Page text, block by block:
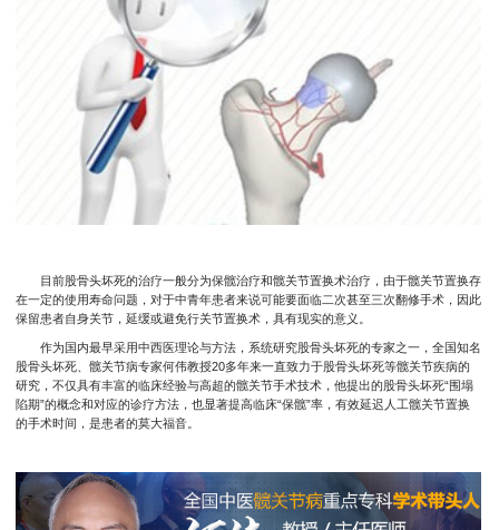
目前股骨头坏死的治疗一般分为保髋治疗和髋关节置换术治疗，由于髋关节置换存
在一定的使用寿命问题，对于中青年患者来说可能要面临二次甚至三次翻修手术，因此
保留患者自身关节，延缓或避免行关节置换术，具有现实的意义。
作为国内最早采用中西医理论与方法，系统研究股骨头坏死的专家之一，全国知名
股骨头坏死、髋关节病专家何伟教授20多年来一直致力于股骨头坏死等髋关节疾病的
研究，不仅具有丰富的临床经验与高超的髋关节手术技术，他提出的股骨头坏死“围塌
陷期”的概念和对应的诊疗方法，也显著提高临床“保髋”率，有效延迟人工髋关节置换
的手术时间，是患者的莫大福音。